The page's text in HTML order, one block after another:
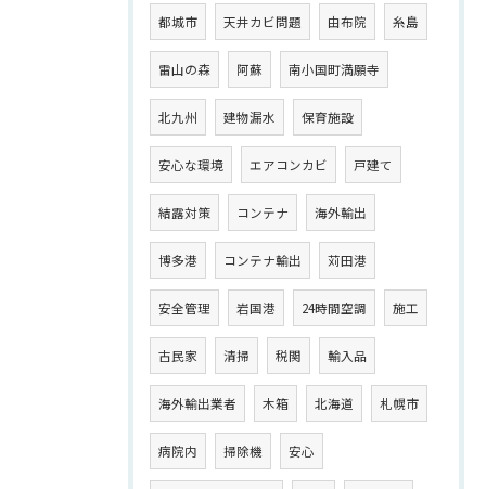
都城市 天井カビ問題 由布院 糸島
雷山の森 阿蘇 南小国町満願寺
北九州 建物漏水 保育施設
安心な環境 エアコンカビ 戸建て
結露対策 コンテナ 海外輸出
博多港 コンテナ輸出 苅田港
安全管理 岩国港 24時間空調 施工
古民家 清掃 税関 輸入品
海外輸出業者 木箱 北海道 札幌市
病院内 掃除機 安心